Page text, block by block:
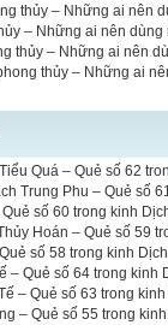
thủy – Những ai nên
– Những ai nên
thủy – Những ai nên
thủy – Những ai
Quá – Quẻ số 62
Trung Phu – Quẻ số
số 60 trong kinh
Hoán – Quẻ số 59
số 58 trong kinh
– Quẻ số 64 trong kinh
– Quẻ số 63 trong
– Quẻ số 55 trong